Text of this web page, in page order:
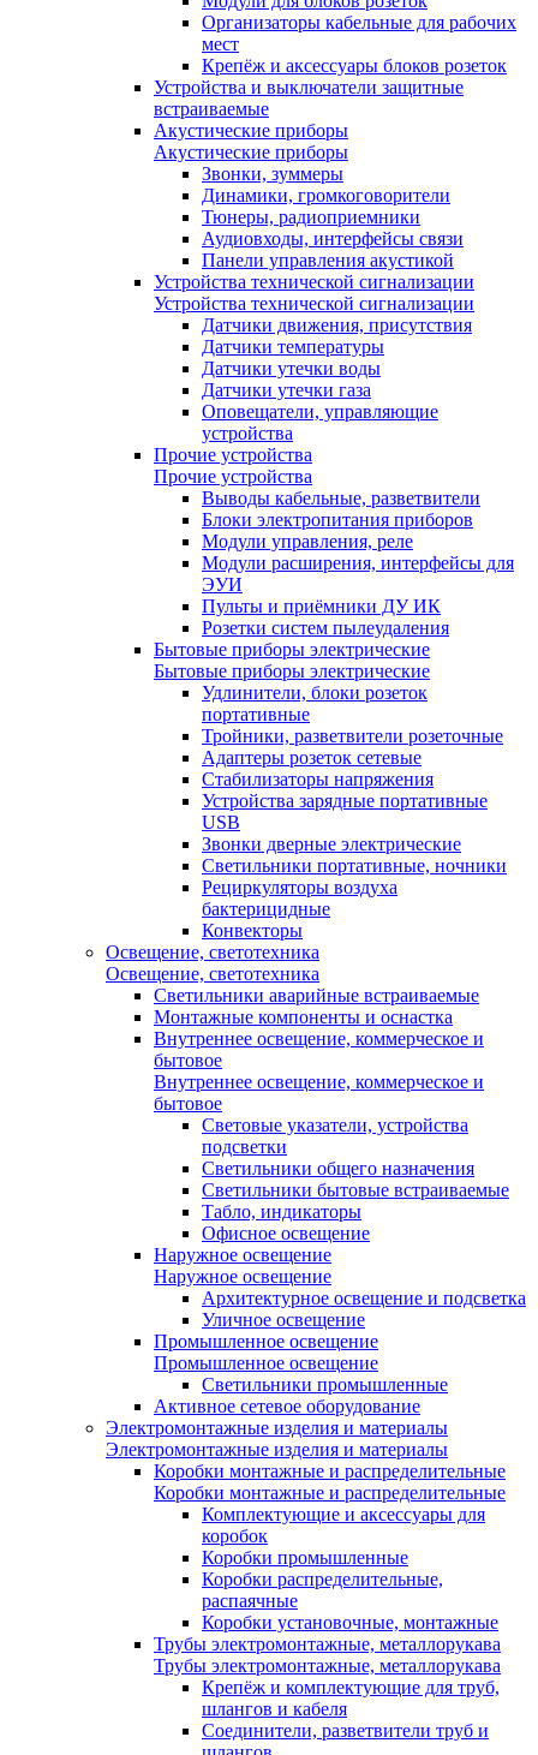
Организаторы кабельные для рабочих
мест
Крепёж и аксессуары блоков розеток
Устройства и выключатели защитные
встраиваемые
Акустические приборы
Акустические приборы
Звонки, зуммеры
Динамики, громкоговорители
Тюнеры, радиоприемники
Аудиовходы, интерфейсы связи
Панели управления акустикой
Устройства технической сигнализации
Устройства технической сигнализации
Датчики движения, присутствия
Датчики температуры
Датчики утечки воды
Датчики утечки газа
Оповещатели, управляющие
устройства
Прочие устройства
Прочие устройства
Выводы кабельные, разветвители
Блоки электропитания приборов
Модули управления, реле
Модули расширения, интерфейсы для
ЭУИ
Пульты и приёмники ДУ ИК
Розетки систем пылеудаления
Бытовые приборы электрические
Бытовые приборы электрические
Удлинители, блоки розеток
портативные
Тройники, разветвители розеточные
Адаптеры розеток сетевые
Стабилизаторы напряжения
Устройства зарядные портативные
USB
Звонки дверные электрические
Светильники портативные, ночники
Рециркуляторы воздуха
бактерицидные
Конвекторы
Освещение, светотехника
Освещение, светотехника
Светильники аварийные встраиваемые
Монтажные компоненты и оснастка
Внутреннее освещение, коммерческое и
бытовое
Внутреннее освещение, коммерческое и
бытовое
Световые указатели, устройства
подсветки
Светильники общего назначения
Светильники бытовые встраиваемые
Табло, индикаторы
Офисное освещение
Наружное освещение
Наружное освещение
Архитектурное освещение и подсветка
Уличное освещение
Промышленное освещение
Промышленное освещение
Светильники промышленные
Активное сетевое оборудование
Электромонтажные изделия и материалы
Электромонтажные изделия и материалы
Коробки монтажные и распределительные
Коробки монтажные и распределительные
Комплектующие и аксессуары для
коробок
Коробки промышленные
Коробки распределительные,
распаячные
Коробки установочные, монтажные
Трубы электромонтажные, металлорукава
Трубы электромонтажные, металлорукава
Крепёж и комплектующие для труб,
шлангов и кабеля
Соединители, разветвители труб и